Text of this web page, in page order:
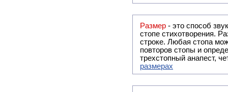
Размер - это способ
стопе стихотворения.
строке. Любая стопа
повторов стопы и
трехстопный анапест,
размерах